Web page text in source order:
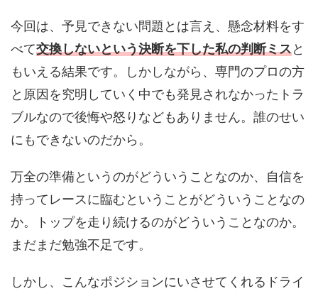
今回は、予見できない問題とは言え、懸念材料をす
べて交換しないという決断を下した私の判断ミスと
もいえる結果です。しかしながら、専門のプロの方
と原因を究明していく中でも発見されなかったトラ
ブルなので後悔や怒りなどもありません。誰のせい
にもできないのだから。
万全の準備というのがどういうことなのか、自信を
持ってレースに臨むということがどういうことなの
か。トップを走り続けるのがどういうことなのか。
まだまだ勉強不足です。
しかし、こんなポジションにいさせてくれるドライ